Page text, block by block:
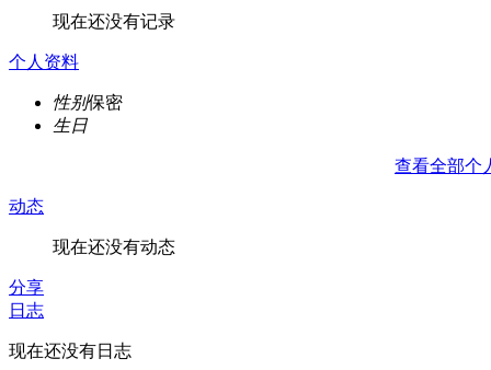
现在还没有记录
个人资料
性别保密
生日
查看全部个
动态
现在还没有动态
分享
日志
现在还没有日志